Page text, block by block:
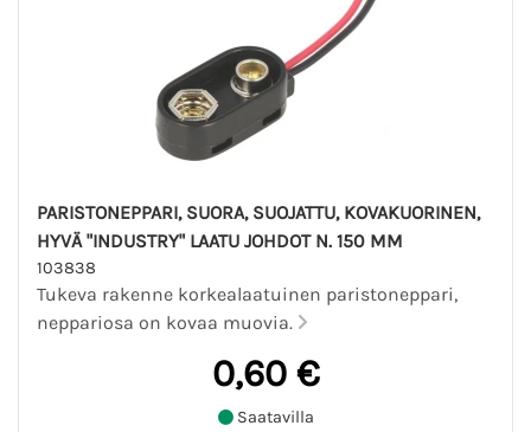
PARISTONEPPARI, SUORA, SUOJATTU, KOVAKUORINEN,
HYVÄ "INDUSTRY" LAATU JOHDOT N. 150 MM
103838
Tukeva rakenne korkealaatuinen paristoneppari,
neppariosa on kovaa muovia.
0,60 €
Saatavilla